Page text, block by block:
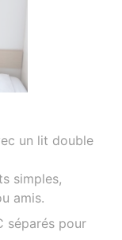
un lit double
simples,
amis.
séparés pour